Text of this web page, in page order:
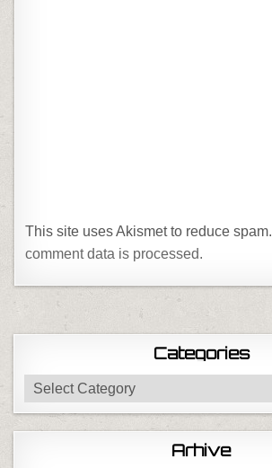
This site uses Akismet to reduce spam.
comment data is processed.
Categories
Categories
Arhive